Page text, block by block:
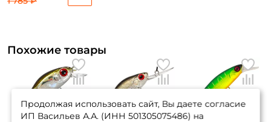
Похожие товары
Продолжая использовать сайт, Вы даете согласие
ИП Васильев А.А. (ИНН 501305075486) на